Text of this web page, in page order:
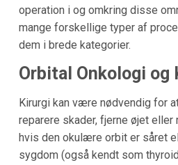
operation i og omkring disse
mange forskellige typer af
dem i brede kategorier.
Orbital Onkologi og
Kirurgi kan være nødvendig for
reparere skader, fjerne øjet eller
hvis den okulære orbit er såret
sygdom (også kendt som